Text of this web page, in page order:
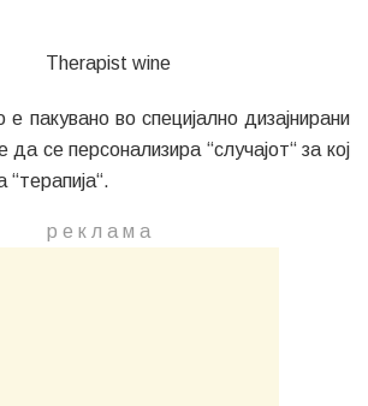
пакувано во специјално дизајнирани
се персонализира “случајот“ за кој
р е к л а м a